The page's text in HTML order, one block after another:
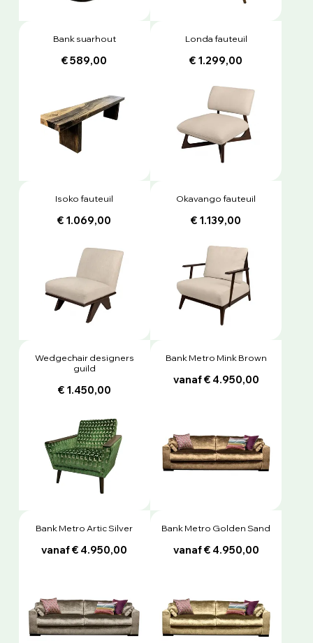
Bank suarhout
€ 589,00
Londa fauteuil
€ 1.299,00
Isoko fauteuil
€ 1.069,00
Okavango fauteuil
€ 1.139,00
Wedgechair designers
guild
€ 1.450,00
Bank Metro Mink Brown
vanaf € 4.950,00
Bank Metro Artic Silver
vanaf € 4.950,00
Bank Metro Golden Sand
vanaf € 4.950,00